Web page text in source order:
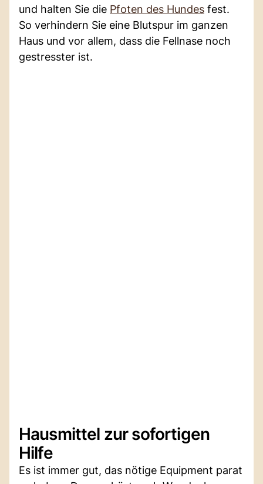
und halten Sie die Pfoten des Hundes fest.
So verhindern Sie eine Blutspur im ganzen
Haus und vor allem, dass die Fellnase noch
gestresster ist.
Hausmittel zur sofortigen
Hilfe
Es ist immer gut, das nötige Equipment parat